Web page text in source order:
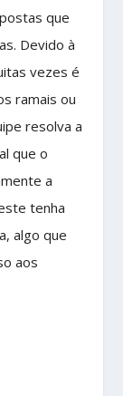
que
Devido à
vezes é
ramais ou
resolva a
que o
a
tenha
algo que
aos